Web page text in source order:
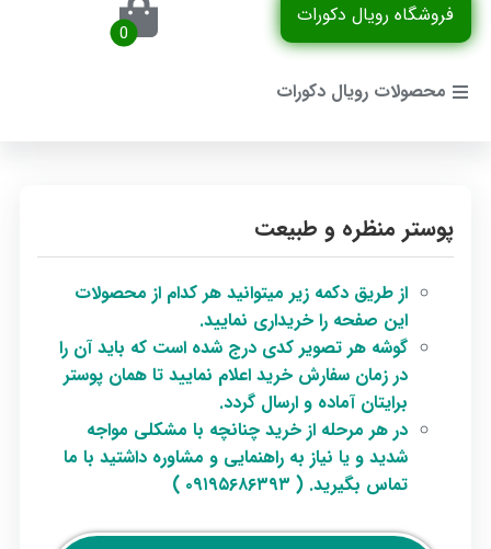
فروشگاه رویال دکورات
محصولات رویال دکورات
پوستر منظره و طبیعت
از طریق دکمه زیر میتوانید هر کدام از محصولات
این صفحه را خریداری نمایید.
گوشه هر تصویر کدی درج شده است که باید آن را
در زمان سفارش خرید اعلام نمایید تا همان پوستر
برایتان آماده و ارسال گردد.
در هر مرحله از خرید چنانچه با مشکلی مواجه
شدید و یا نیاز به راهنمایی و مشاوره داشتید با ما
تماس بگیرید. ( ۰۹۱۹۵۶۸۶۳۹۳ )